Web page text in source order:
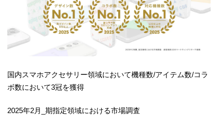
国内スマホアクセサリー領域において機種数/アイテム数/コラ
ボ数において3冠を獲得
2025年2月_期指定領域における市場調査